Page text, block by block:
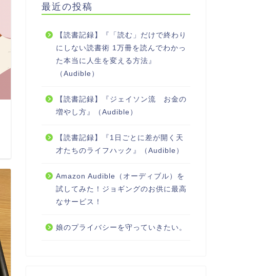
最近の投稿
【読書記録】『「読む」だけで終わり
にしない読書術 1万冊を読んでわかっ
た本当に人生を変える方法』
（Audible）
【読書記録】『ジェイソン流 お金の
増やし方』（Audible）
【読書記録】『1日ごとに差が開く天
才たちのライフハック』（Audible）
Amazon Audible（オーディブル）を
試してみた！ジョギングのお供に最高
なサービス！
娘のプライバシーを守っていきたい。